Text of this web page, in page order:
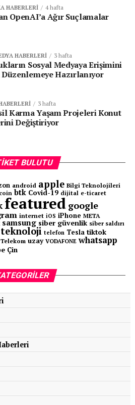
MEŞGULIYET
ALIŞKANLIKLAR
TEKNOLOJI DETOKSU
Ormanlarımızı Koruma
ve Bireysel Etkileri
HABERLERI 4 hafta
OpenAI’a Ağır Suçlamalar
HABERLERI 3 hafta
Sosyal Medyaya Erişimini
Hazırlanıyor
3 hafta
Karma Yaşam Projeleri Konut
Değiştiriyor
BULUTU
android apple Bilgi Teknolojileri
btk Covid-19 dijital e-ticaret
featured google
internet iOS iPhone META
samsung siber güvenlik siber saldırı
teknoloji telefon Tesla tiktok
uzay VODAFONE whatsapp
Çin